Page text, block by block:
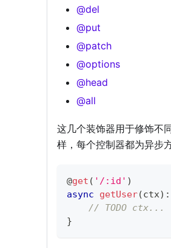
@del
@put
@patch
@options
@head
@all
这几个装饰器用于修饰不
样，每个控制器都为异步
@get ( '/:id' )
async
getUser(ctx) :
// TODO ctx...
}